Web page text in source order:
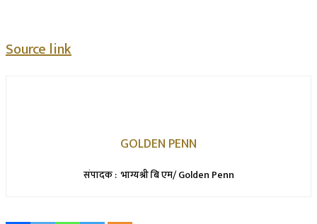
Source link
GOLDEN PENN
संपादक : भाग्यश्री बि एम/ Golden Penn